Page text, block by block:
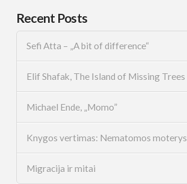
Recent Posts
Sefi Atta – „A bit of difference“
Elif Shafak, The Island of Missing Trees
Michael Ende, „Momo”
Knygos vertimas: Nematomos moterys
Migracija ir mitai